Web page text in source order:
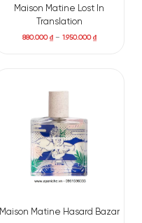
Maison Matine Lost In
Translation
880.000₫– 1.950.000₫
Maison Matine Hasard Bazar